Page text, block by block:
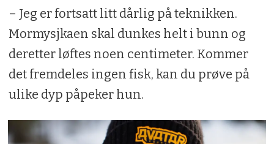
– Jeg er fortsatt litt dårlig på teknikken.
Mormysjkaen skal dunkes helt i bunn og
deretter løftes noen centimeter. Kommer
det fremdeles ingen fisk, kan du prøve på
ulike dyp påpeker hun.